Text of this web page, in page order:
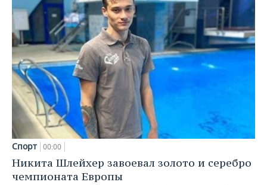
Спорт 00:00
Никита Шлейхер завоевал золото и серебро
чемпионата Европы